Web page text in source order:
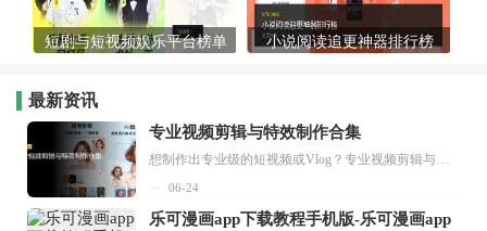
短剧与短视频娱乐平台榜单 小说阅读追更神器排行榜
最新资讯
专业视频剪辑与特效制作合集
想制作出专业级的短视频或Vlog？专业视频剪辑与特效制作大全专题为你提供了从剪辑、抠像到特效包装的全套解决方案。无论是添加炫酷的片头、进行精准的视频抠图，还是制...
06-24
乐可漫画app下载教程手机版-乐可漫画app